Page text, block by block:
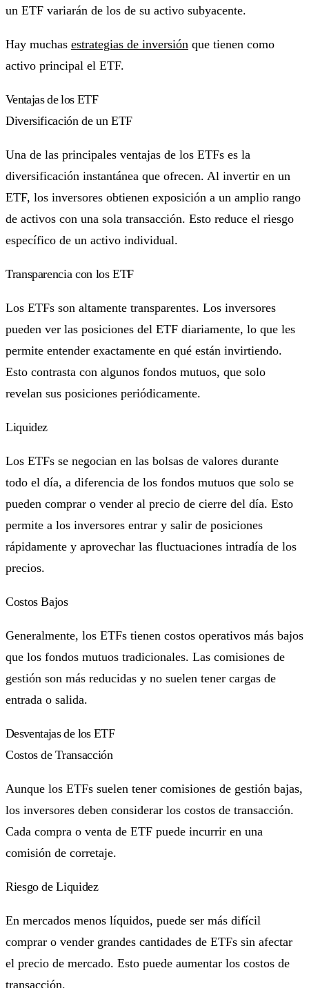
un ETF variarán de los de su activo subyacente.
Hay muchas estrategias de inversión que tienen como
activo principal el ETF.
Ventajas de los ETF
Diversificación de un ETF
Una de las principales ventajas de los ETFs es la
diversificación instantánea que ofrecen. Al invertir en un
ETF, los inversores obtienen exposición a un amplio rango
de activos con una sola transacción. Esto reduce el riesgo
específico de un activo individual.
Transparencia con los ETF
Los ETFs son altamente transparentes. Los inversores
pueden ver las posiciones del ETF diariamente, lo que les
permite entender exactamente en qué están invirtiendo.
Esto contrasta con algunos fondos mutuos, que solo
revelan sus posiciones periódicamente.
Liquidez
Los ETFs se negocian en las bolsas de valores durante
todo el día, a diferencia de los fondos mutuos que solo se
pueden comprar o vender al precio de cierre del día. Esto
permite a los inversores entrar y salir de posiciones
rápidamente y aprovechar las fluctuaciones intradía de los
precios.
Costos Bajos
Generalmente, los ETFs tienen costos operativos más bajos
que los fondos mutuos tradicionales. Las comisiones de
gestión son más reducidas y no suelen tener cargas de
entrada o salida.
Desventajas de los ETF
Costos de Transacción
Aunque los ETFs suelen tener comisiones de gestión bajas,
los inversores deben considerar los costos de transacción.
Cada compra o venta de ETF puede incurrir en una
comisión de corretaje.
Riesgo de Liquidez
En mercados menos líquidos, puede ser más difícil
comprar o vender grandes cantidades de ETFs sin afectar
el precio de mercado. Esto puede aumentar los costos de
transacción.